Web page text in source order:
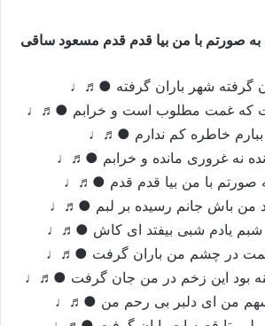
به صورتم با من بیا قدم قدم مسعود ساقی
گرفته شهر باران گرفته ●♬♩
که غمت مطلوب است و خرابم ●♬♩
ببارم خاطره کم ندارم ●♬♩
نه غروری مانده و خرابم ●♬♩
صورتم با من بیا قدم قدم ●♬♩
من باش جانم رسیده بر لبم ●♬♩
شبم یادم شبی بیفتد ای کاش ●♬♩
غمت در چشم من باران گرفت ●♬♩
بود این زخم در من جان گرفت ●♬♩
سهم من ای دلبر بی رحم من ●♬♩